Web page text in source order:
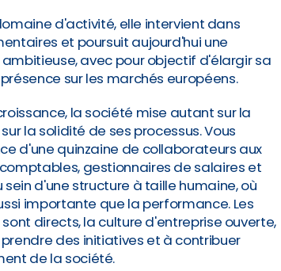
d'activité, elle intervient dans
et poursuit aujourd'hui une
avec pour objectif d'élargir sa
sur les marchés européens.
la société mise autant sur la
la solidité de ses processus. Vous
d'une quinzaine de collaborateurs aux
gestionnaires de salaires et
d'une structure à taille humaine, où
importante que la performance. Les
directs, la culture d'entreprise ouverte,
des initiatives et à contribuer
de la société.